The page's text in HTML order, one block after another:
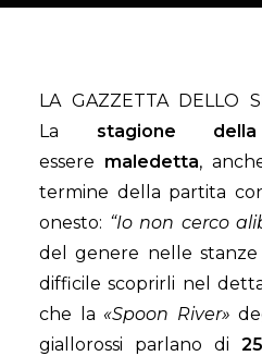
LA GAZZETTA DELLO
La stagione della
essere maledetta,
termine della partita
onesto: “Io non cerco
del genere nelle
difficile scoprirli nel
che la «Spoon River»
giallorossi parlano di